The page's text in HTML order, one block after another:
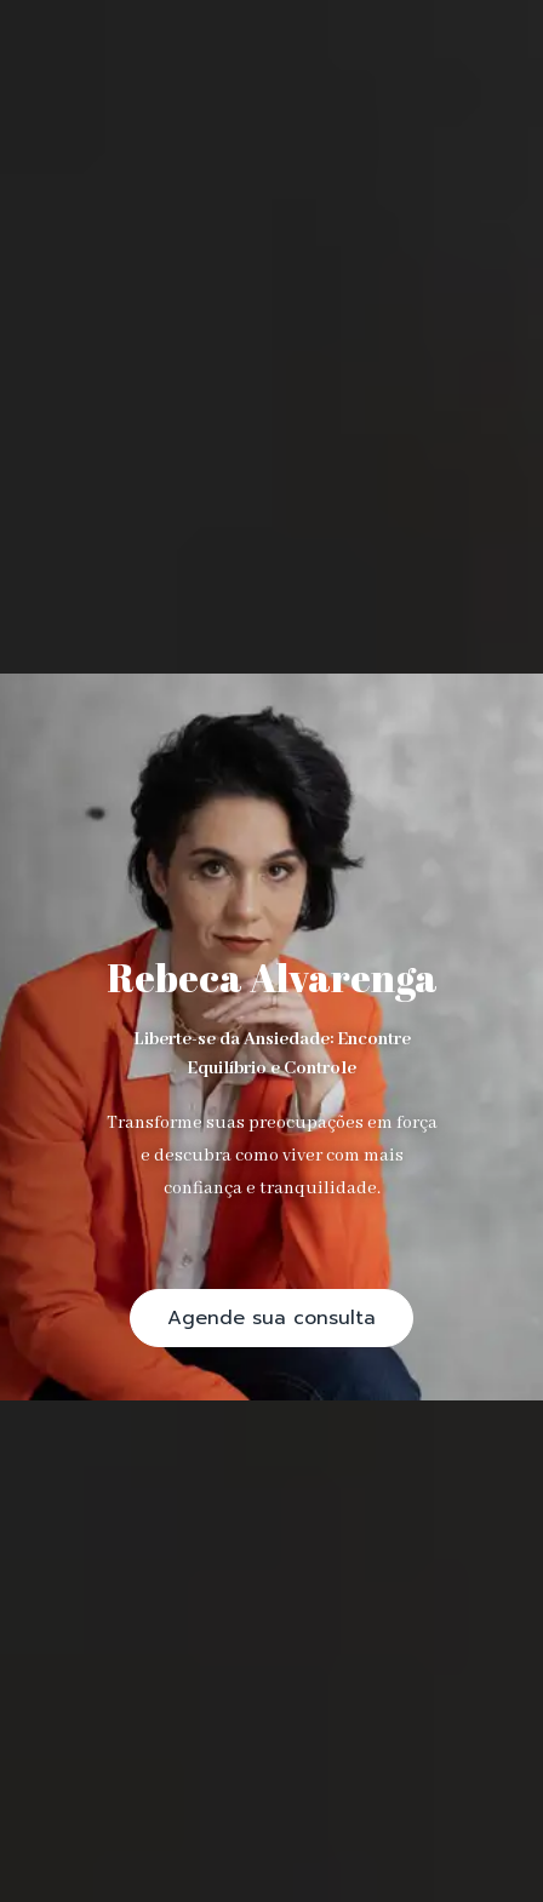
Rebeca Alvarenga
Liberte-se da Ansiedade: Encontre
Equilíbrio e Controle
Transforme suas preocupações em força
e descubra como viver com mais
confiança e tranquilidade.
Agende sua consulta